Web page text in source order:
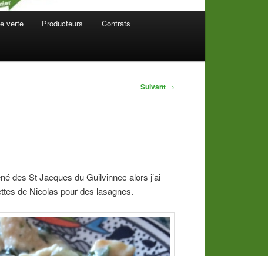
verte Producteurs Contrats
Suivant →
des St Jacques du Guilvinnec alors j’ai
de Nicolas pour des lasagnes.